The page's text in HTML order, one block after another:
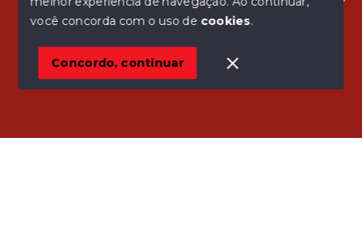
Olá! Estamos disponíveis para te ajudar.
© Copyright 2026 - ASM Imóveis - Todos os direitos
SITE PARA IMOBILIARIA
você concorda com o uso de cookies.
Concordo, continuar